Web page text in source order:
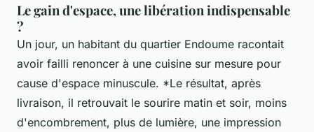
Le gain d'espace, une libération indispensable
?
Un jour, un habitant du quartier Endoume racontait
avoir failli renoncer à une cuisine sur mesure pour
cause d'espace minuscule. *Le résultat, après
livraison, il retrouvait le sourire matin et soir, moins
d'encombrement, plus de lumière, une impression